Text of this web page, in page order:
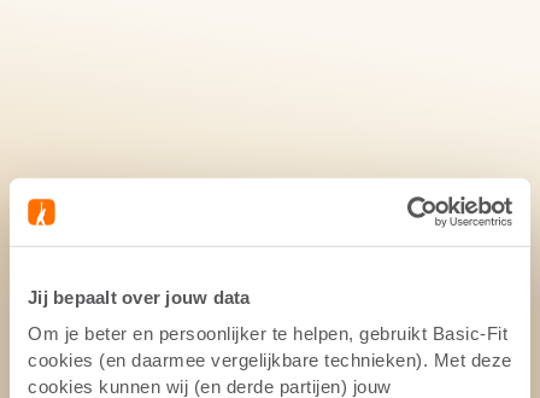
Jij bepaalt over jouw data
Om je beter en persoonlijker te helpen, gebruikt Basic-Fit
cookies (en daarmee vergelijkbare technieken). Met deze
cookies kunnen wij (en derde partijen) jouw